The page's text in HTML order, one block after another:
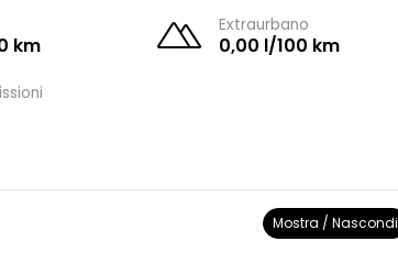
km
Extraurbano
0,00 l/100 km
Mostra / Nascondi